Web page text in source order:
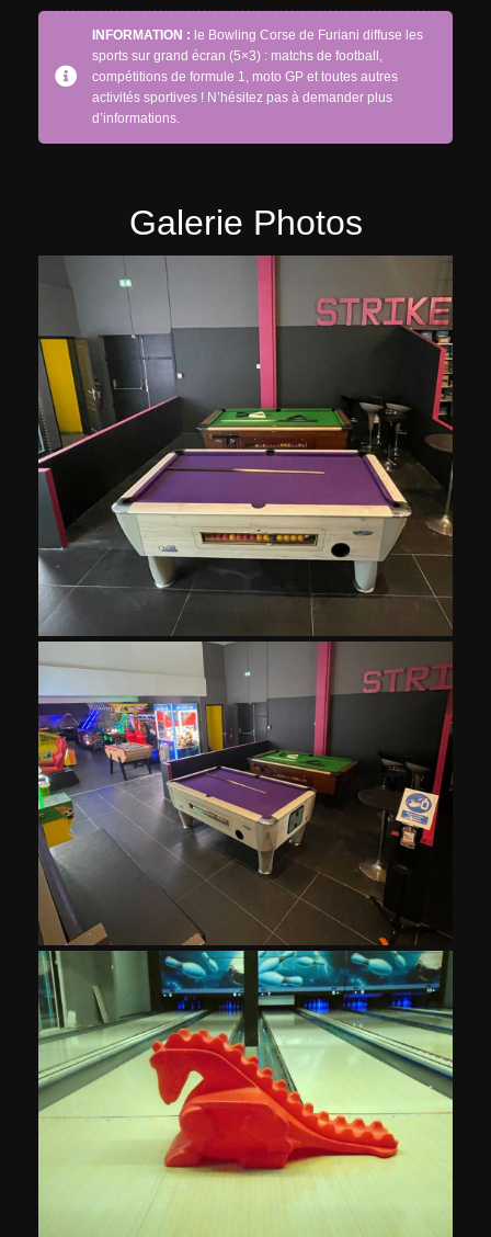
INFORMATION : le Bowling Corse de Furiani diffuse les
sports sur grand écran (5×3) : matchs de football,
compétitions de formule 1, moto GP et toutes autres
activités sportives ! N’hésitez pas à demander plus
d’informations.
Galerie Photos